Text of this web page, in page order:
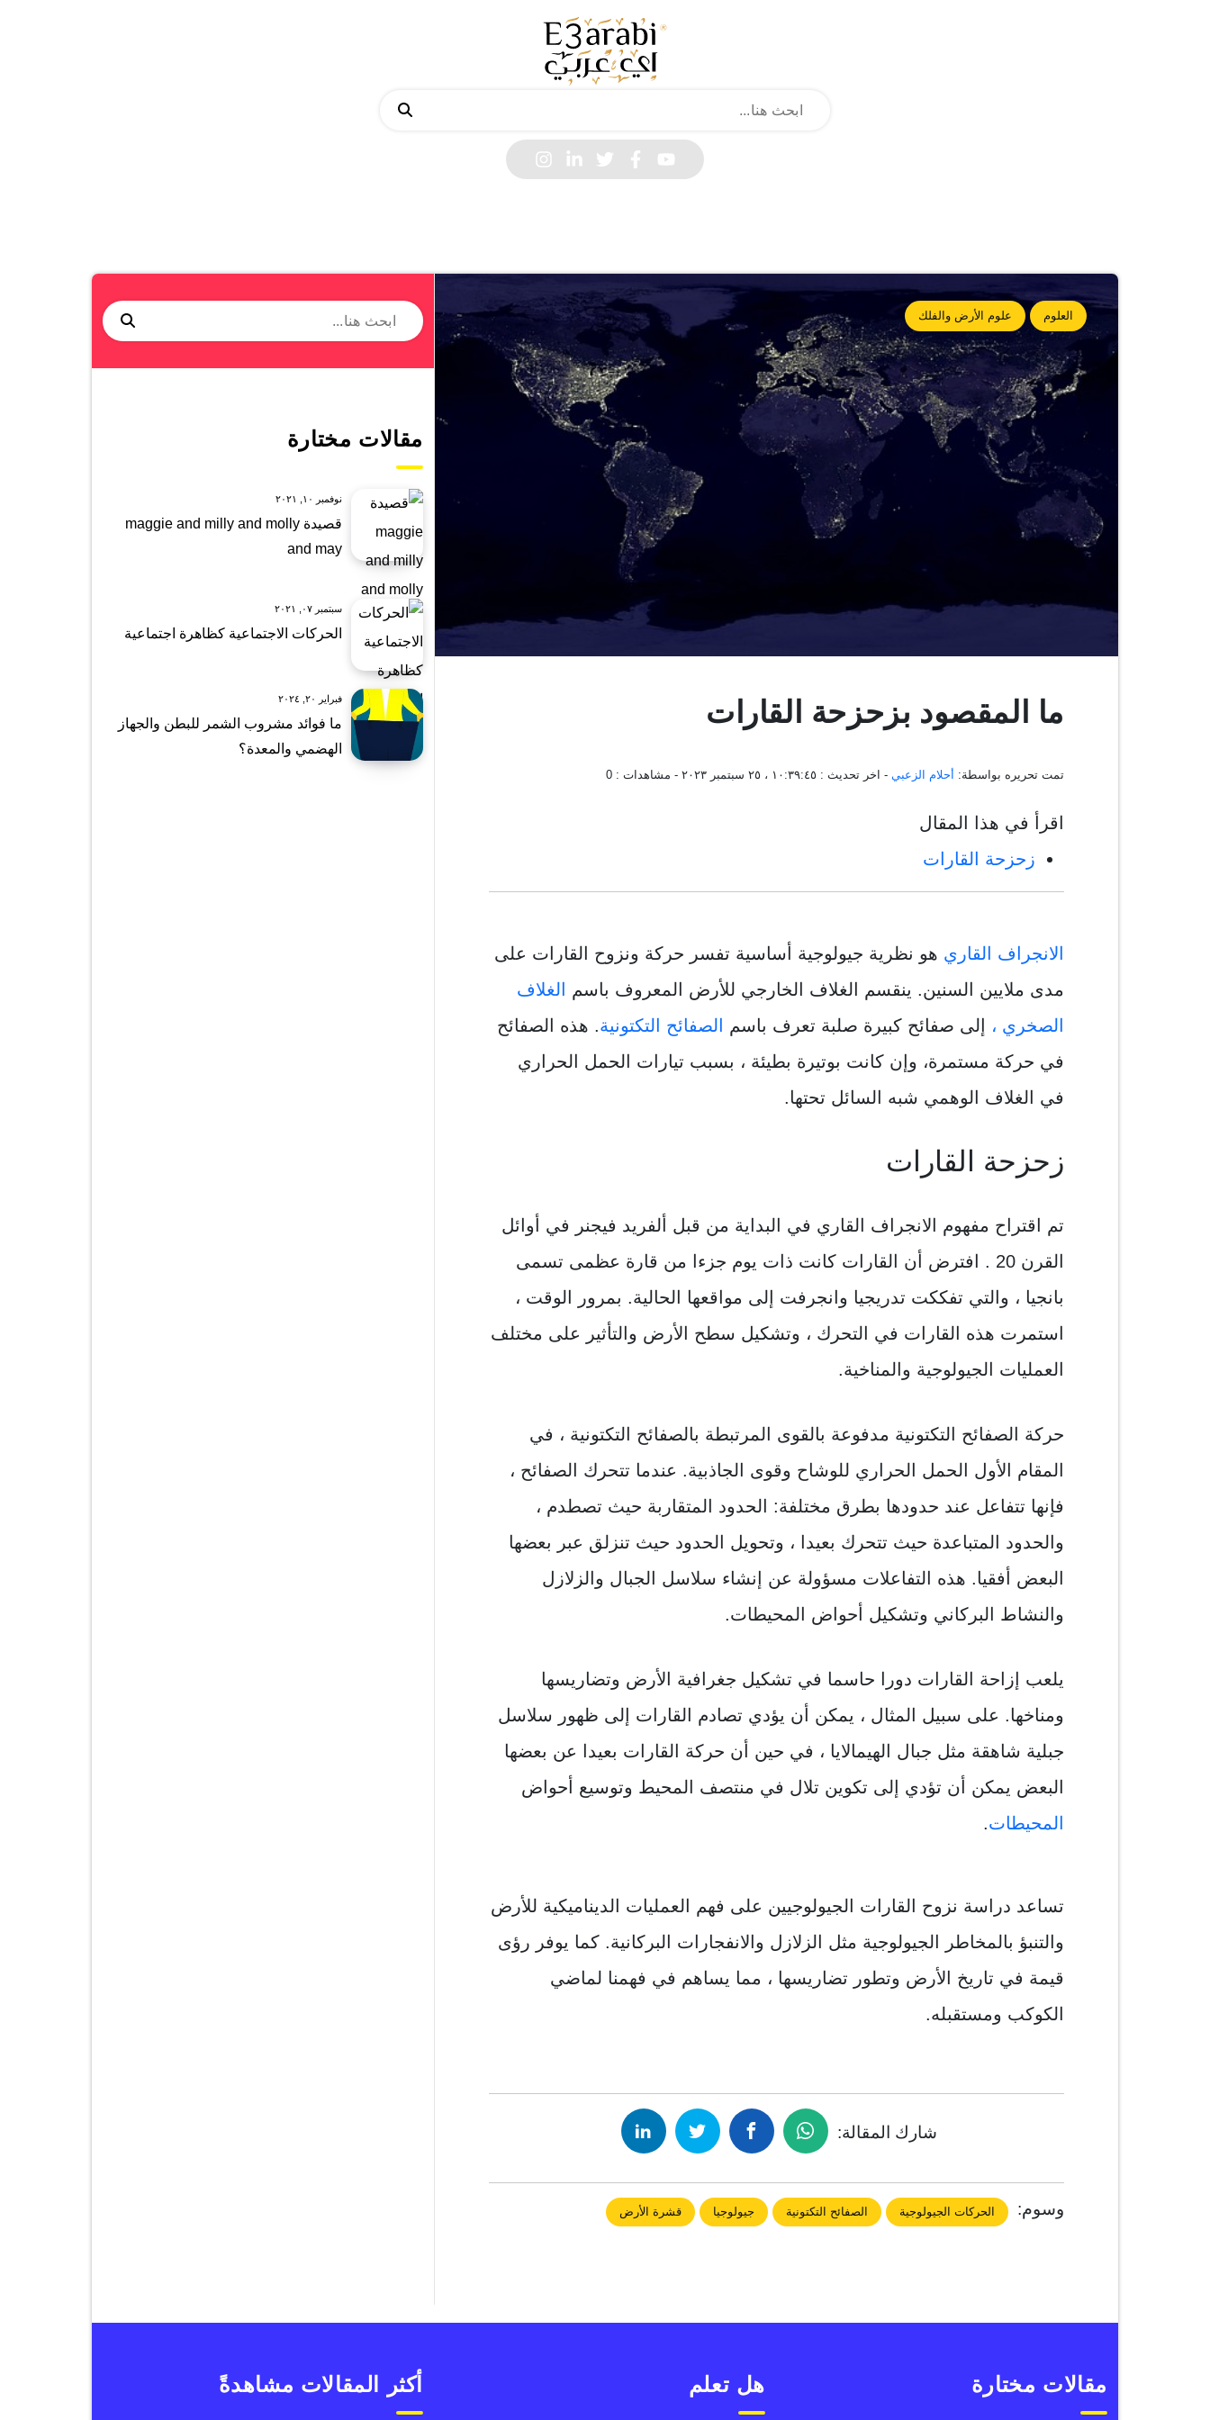
العلوم علوم الأرض والفلك
ما المقصود بزحزحة القارات
تمت تحريره بواسطة: أحلام الزعبي - اخر تحديث : ١٠:٣٩:٤٥ ، ٢٥ سبتمبر ٢٠٢٣ - مشاهدات : 0
اقرأ في هذا المقال
زحزحة القارات
الانجراف القاري هو نظرية جيولوجية أساسية تفسر حركة ونزوح القارات على
مدى ملايين السنين. ينقسم الغلاف الخارجي للأرض المعروف باسم
الغلاف
الصخري ، إلى صفائح كبيرة صلبة تعرف باسم الصفائح التكتونية. هذه الصفائح
في حركة مستمرة، وإن كانت بوتيرة بطيئة ، بسبب تيارات الحمل الحراري
في الغلاف الوهمي شبه السائل تحتها.
زحزحة القارات
تم اقتراح مفهوم الانجراف القاري في البداية من قبل ألفريد فيجنر في أوائل
القرن 20 . افترض أن القارات كانت ذات يوم جزءا من قارة عظمى تسمى
بانجيا ، والتي تفككت تدريجيا وانجرفت إلى مواقعها الحالية. بمرور الوقت ،
استمرت هذه القارات في التحرك ، وتشكيل سطح الأرض والتأثير على مختلف
العمليات الجيولوجية والمناخية.
حركة الصفائح التكتونية مدفوعة بالقوى المرتبطة بالصفائح التكتونية ، في
المقام الأول الحمل الحراري للوشاح وقوى الجاذبية. عندما تتحرك الصفائح ،
فإنها تتفاعل عند حدودها بطرق مختلفة: الحدود المتقاربة حيث تصطدم ،
والحدود المتباعدة حيث تتحرك بعيدا ، وتحويل الحدود حيث تنزلق عبر بعضها
البعض أفقيا. هذه التفاعلات مسؤولة عن إنشاء سلاسل الجبال والزلازل
والنشاط البركاني وتشكيل أحواض المحيطات.
يلعب إزاحة القارات دورا حاسما في تشكيل جغرافية الأرض وتضاريسها
ومناخها. على سبيل المثال ، يمكن أن يؤدي تصادم القارات إلى ظهور سلاسل
جبلية شاهقة مثل جبال الهيمالايا ، في حين أن حركة القارات بعيدا عن بعضها
البعض يمكن أن تؤدي إلى تكوين تلال في منتصف المحيط وتوسيع أحواض
المحيطات.
تساعد دراسة نزوح القارات الجيولوجيين على فهم العمليات الديناميكية للأرض
والتنبؤ بالمخاطر الجيولوجية مثل الزلازل والانفجارات البركانية. كما يوفر رؤى
قيمة في تاريخ الأرض وتطور تضاريسها ، مما يساهم في فهمنا لماضي
الكوكب ومستقبله.
شارك المقالة:
وسوم: الحركات الجيولوجية الصفائح التكتونية جيولوجيا قشرة الأرض
مقالات مختارة
نوفمبر ١٠, ٢٠٢١
قصيدة maggie and milly and molly
and may
سبتمبر ٠٧, ٢٠٢١
الحركات الاجتماعية كظاهرة اجتماعية
فبراير ٢٠, ٢٠٢٤
ما فوائد مشروب الشمر للبطن والجهاز
الهضمي والمعدة؟
مقالات مختارة هل تعلم أكثر المقالات مشاهدةً